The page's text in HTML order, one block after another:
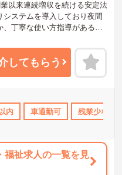
年間休日110日以上 ブラン
以来連続増収を続ける安定法
ステムを導入しており夜間
丁寧な使い方指導があるた
活を支える福利厚生が大変
』の認証も取得しており、
着実なキャリアアップを目
有資格者のスキルアップを
してもらう
内 車通勤可 残業少なめ
福祉求人の一覧を見